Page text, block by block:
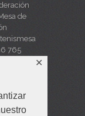
✕
de
765